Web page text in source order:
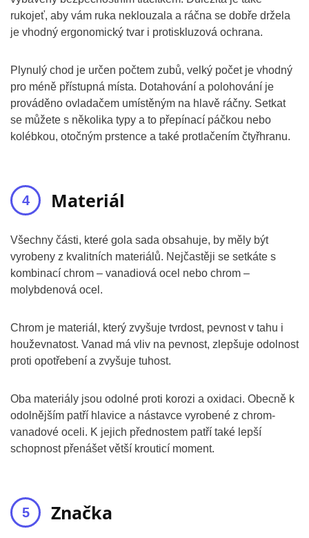
rukojeť, aby vám ruka neklouzala a ráčna se dobře držela
je vhodný ergonomický tvar i protiskluzová ochrana.
Plynulý chod je určen počtem zubů, velký počet je vhodný
pro méně přístupná místa. Dotahování a polohování je
prováděno ovladačem umístěným na hlavě ráčny. Setkat
se můžete s několika typy a to přepínací páčkou nebo
kolébkou, otočným prstence a také protlačením čtyřhranu.
Materiál
Všechny části, které gola sada obsahuje, by měly být
vyrobeny z kvalitních materiálů. Nejčastěji se setkáte s
kombinací chrom – vanadiová ocel nebo chrom –
molybdenová ocel.
Chrom je materiál, který zvyšuje tvrdost, pevnost v tahu i
houževnatost. Vanad má vliv na pevnost, zlepšuje odolnost
proti opotřebení a zvyšuje tuhost.
Oba materiály jsou odolné proti korozi a oxidaci. Obecně k
odolnějším patří hlavice a nástavce vyrobené z chrom-
vanadové oceli. K jejich přednostem patří také lepší
schopnost přenášet větší krouticí moment.
Značka